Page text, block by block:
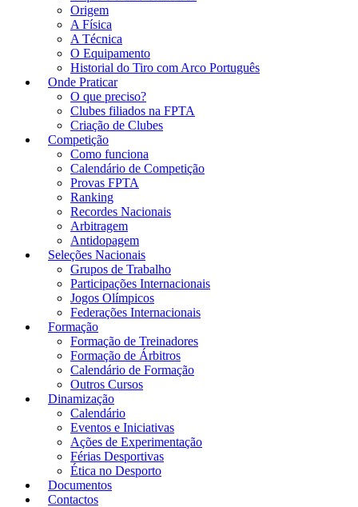
Origem
A Física
A Técnica
O Equipamento
Historial do Tiro com Arco Português
Onde Praticar
O que preciso?
Clubes filiados na FPTA
Criação de Clubes
Competição
Como funciona
Calendário de Competição
Provas FPTA
Ranking
Recordes Nacionais
Arbitragem
Antidopagem
Seleções Nacionais
Grupos de Trabalho
Participações Internacionais
Jogos Olímpicos
Federações Internacionais
Formação
Formação de Treinadores
Formação de Árbitros
Calendário de Formação
Outros Cursos
Dinamização
Calendário
Eventos e Iniciativas
Ações de Experimentação
Férias Desportivas
Ética no Desporto
Documentos
Contactos